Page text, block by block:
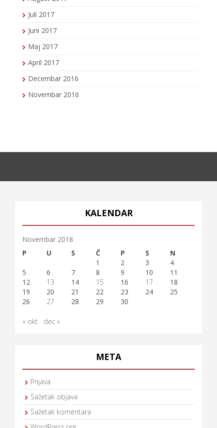
Juli 2017
Juni 2017
Maj 2017
April 2017
Decembar 2016
Novembar 2016
KALENDAR
Novembar 2018
P
U S Č P S
N
1
2 3
4
5
6 7 8 9 10
11
12
13 14 15 16 17
18
19
20 21 22 23 24
25
26
27 28 29 30
« okt dec »
META
Prijava
Sažetak objava
Sažetak komentara